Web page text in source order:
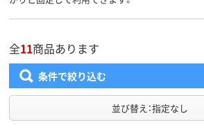
全11商品あります
条件で絞り込む
並び替え：指定なし